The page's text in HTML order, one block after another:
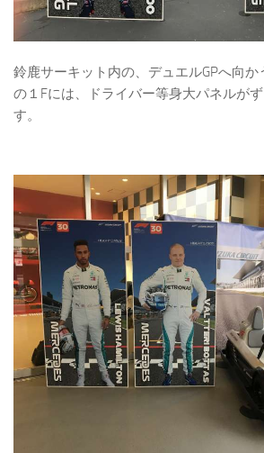
鈴鹿サーキット内の、デュエルGPへ向か
の１Fには、ドライバー等身大パネルが
す。